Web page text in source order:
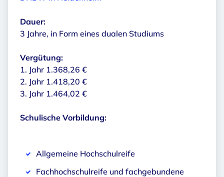
Dauer:
3 Jahre, in Form eines dualen Studiums
Vergütung:
1. Jahr 1.368,26 €
2. Jahr 1.418,20 €
3. Jahr 1.464,02 €
Schulische Vorbildung:
Allgemeine Hochschulreife
Fachhochschulreife und fachgebundene